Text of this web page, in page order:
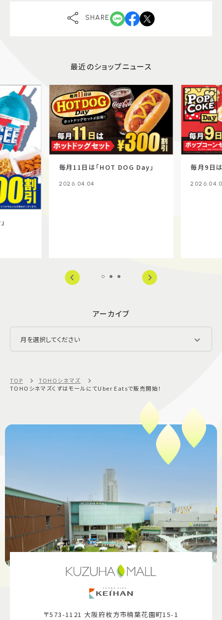
SHARE
最近のショップニュース
毎月11日は「HOT DOG Day」
2026.04.04
毎月9日
アーカイブ
TOP
TOHOシネマズ
TOHOシネマズくずはモールにてUber Eatsで販売開始！
〒573-1121 大阪府枚方市楠葉花園町15-1